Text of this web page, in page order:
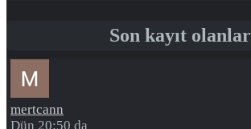
Son kayıt olanlar
mertcann
Dün 20:50 da